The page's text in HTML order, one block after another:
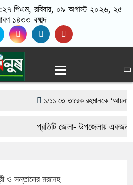
পিএম, রবিবার, ০৯ অগাস্ট ২০২৬, ২৫
১৪৩৩ বঙ্গাব্দ
১/১১ তে তারেক রহমানকে
গণঅভ্যুত্থানের সঙ্গে প্রথম
প্রতিটি জেলা- উপজেলায় একজন
ও সন্তানের মরদেহ